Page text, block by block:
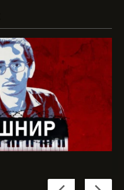
Previous Next